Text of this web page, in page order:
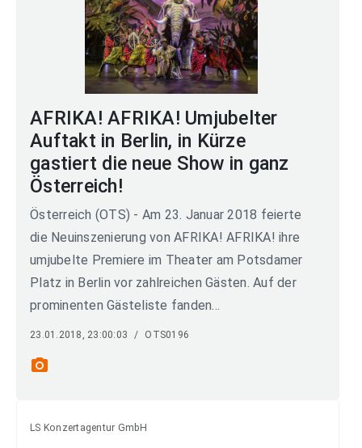
AFRIKA! AFRIKA! Umjubelter
Auftakt in Berlin, in Kürze
gastiert die neue Show in ganz
Österreich!
Österreich (OTS) - Am 23. Januar 2018 feierte
die Neuinszenierung von AFRIKA! AFRIKA! ihre
umjubelte Premiere im Theater am Potsdamer
Platz in Berlin vor zahlreichen Gästen. Auf der
prominenten Gästeliste fanden...
23.01.2018, 23:00:03 / OTS0196
photo_camera
LS Konzertagentur GmbH